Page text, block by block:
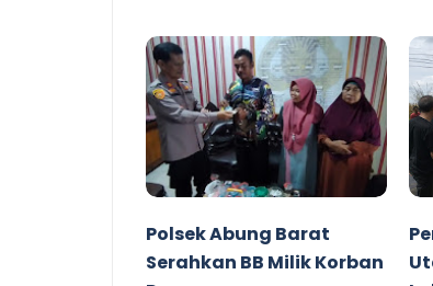
Polsek Abung Barat
Serahkan BB Milik Korban